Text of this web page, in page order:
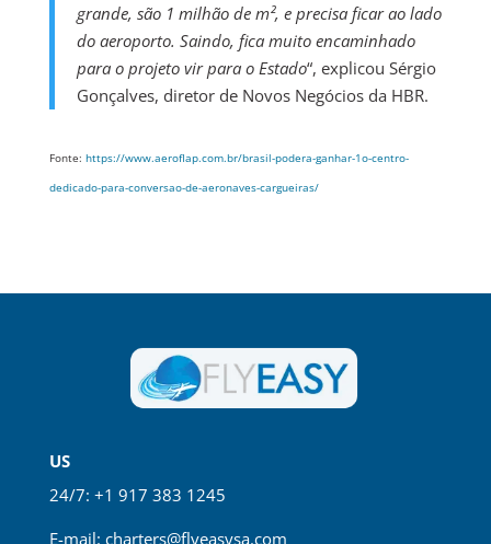
grande, são 1 milhão de m², e precisa ficar ao lado
do aeroporto. Saindo, fica muito encaminhado
para o projeto vir para o Estado“, explicou Sérgio
Gonçalves, diretor de Novos Negócios da HBR.
Fonte: https://www.aeroflap.com.br/brasil-podera-ganhar-1o-centro-
dedicado-para-conversao-de-aeronaves-cargueiras/
US
24/7: +1 917 383 1245
E-mail: charters@flyeasysa.com